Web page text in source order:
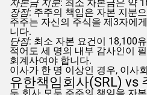
자본금 지분: 최소 자본금은 약
장점: 주주의 책임은 자본 지분
주주는 자신의 주식을 제3자에
니다.
단점: 최소 자본 요건이 18,100
적어도 세 명의 내부 감사인이
회계사여야 합니다.
이사가 한 명 이상인 경우, 이사
유한책임회사(SRL) vs